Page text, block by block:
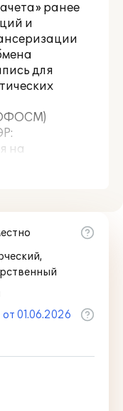
ранее
и
для
на
ЕПГУ и
в
ВИМИС
от 01.06.2026